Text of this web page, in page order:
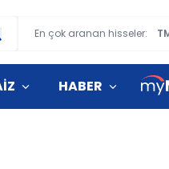
En çok aranan hisseler:
HABER